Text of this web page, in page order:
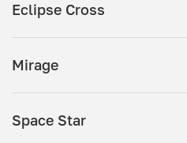
Eclipse Cross
Mirage
Space Star